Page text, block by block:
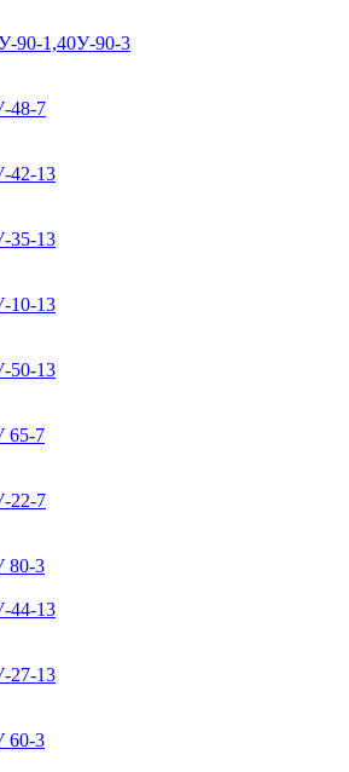
90-1,40У-90-3
48-7
42-13
35-13
10-13
50-13
65-7
22-7
80-3
44-13
27-13
60-3